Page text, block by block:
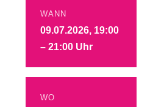
WANN
09.07.2026, 19:00
– 21:00 Uhr
WO